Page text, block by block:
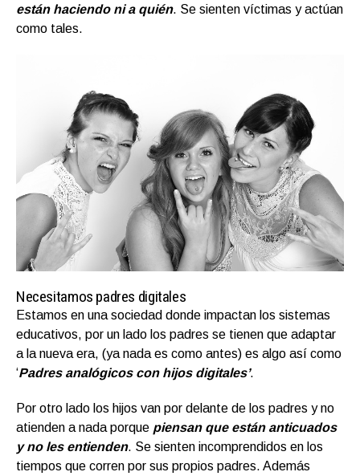
están haciendo ni a quién. Se sienten víctimas y actúan
como tales.
Necesitamos padres digitales
Estamos en una sociedad donde impactan los sistemas
educativos, por un lado los padres se tienen que adaptar
a la nueva era, (ya nada es como antes) es algo así como
‘Padres analógicos con hijos digitales’.
Por otro lado los hijos van por delante de los padres y no
atienden a nada porque piensan que están anticuados
y no les entienden. Se sienten incomprendidos en los
tiempos que corren por sus propios padres. Además